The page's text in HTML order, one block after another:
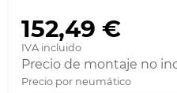
152,49 €
IVA incluido
Precio de montaje no
Precio por neumático